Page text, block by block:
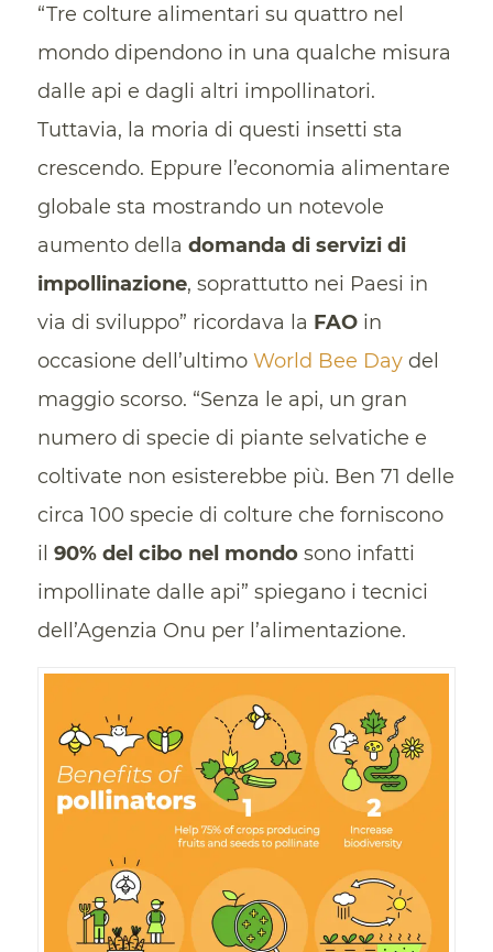
“Tre colture alimentari su quattro nel
mondo dipendono in una qualche misura
dalle api e dagli altri impollinatori.
Tuttavia, la moria di questi insetti sta
crescendo. Eppure l’economia alimentare
globale sta mostrando un notevole
aumento della domanda di servizi di
impollinazione, soprattutto nei Paesi in
via di sviluppo” ricordava la FAOin
occasione dell’ultimo World Bee Daydel
maggio scorso. “Senza le api, un gran
numero di specie di piante selvatiche e
coltivate non esisterebbe più. Ben 71 delle
circa 100 specie di colture che forniscono
il 90% del cibo nel mondosono infatti
impollinate dalle api” spiegano i tecnici
dell’Agenzia Onu per l’alimentazione.